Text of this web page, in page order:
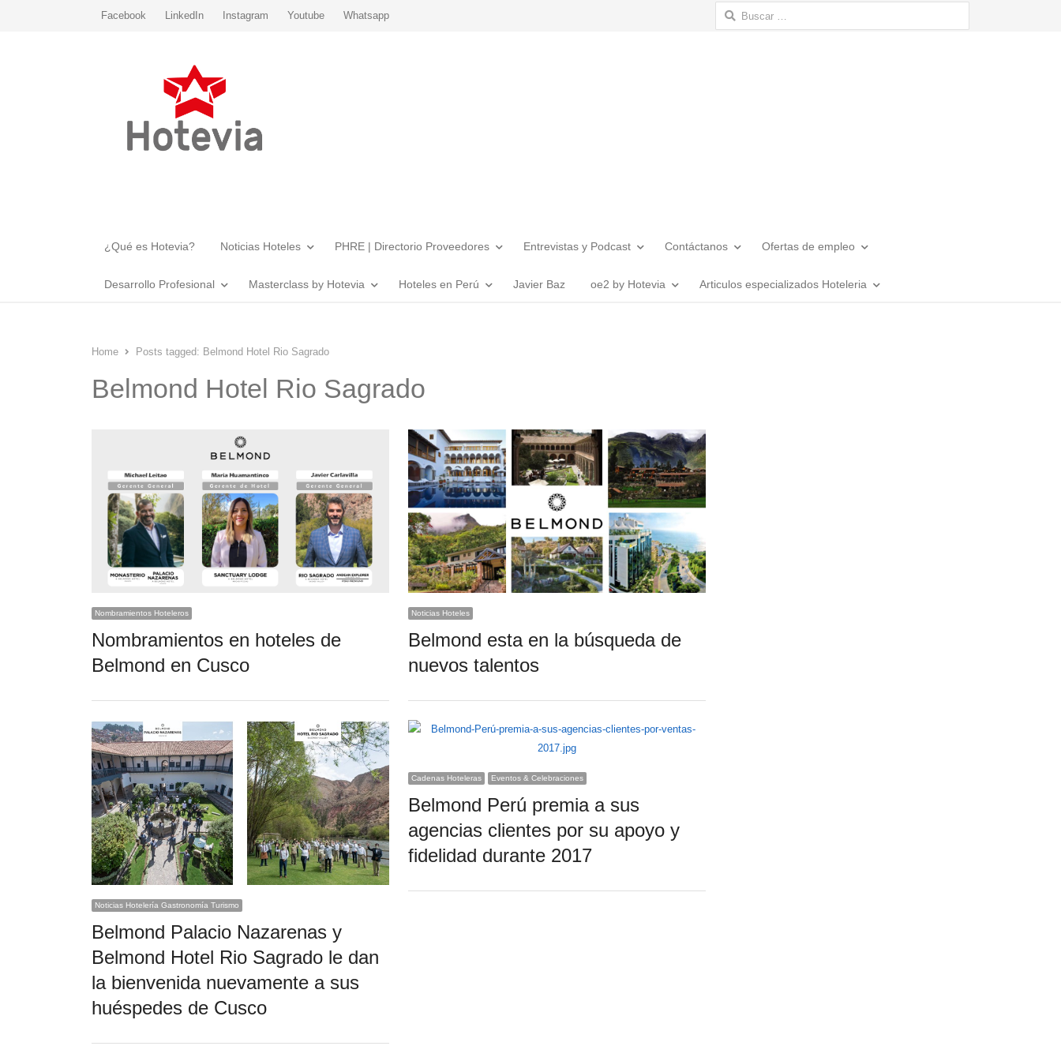
Facebook LinkedIn Instagram Youtube Whatsapp Buscar:
¿Qué es Hotevia? Noticias Hoteles PHRE | Directorio Proveedores Entrevistas y Podcast Contáctanos Ofertas de empleo
Desarrollo Profesional Masterclass by Hotevia Hoteles en Perú Javier Baz oe2 by Hotevia Articulos especializados Hoteleria
Home Posts tagged: Belmond Hotel Rio Sagrado
Belmond Hotel Rio Sagrado
Nombramientos Hoteleros
Nombramientos en hoteles de
Belmond en Cusco
Noticias Hoteles
Belmond esta en la búsqueda de
nuevos talentos
Noticias Hotelería Gastronomía Turismo
Belmond Palacio Nazarenas y
Belmond Hotel Rio Sagrado le dan
la bienvenida nuevamente a sus
huéspedes de Cusco
Cadenas Hoteleras Eventos & Celebraciones
Belmond Perú premia a sus
agencias clientes por su apoyo y
fidelidad durante 2017